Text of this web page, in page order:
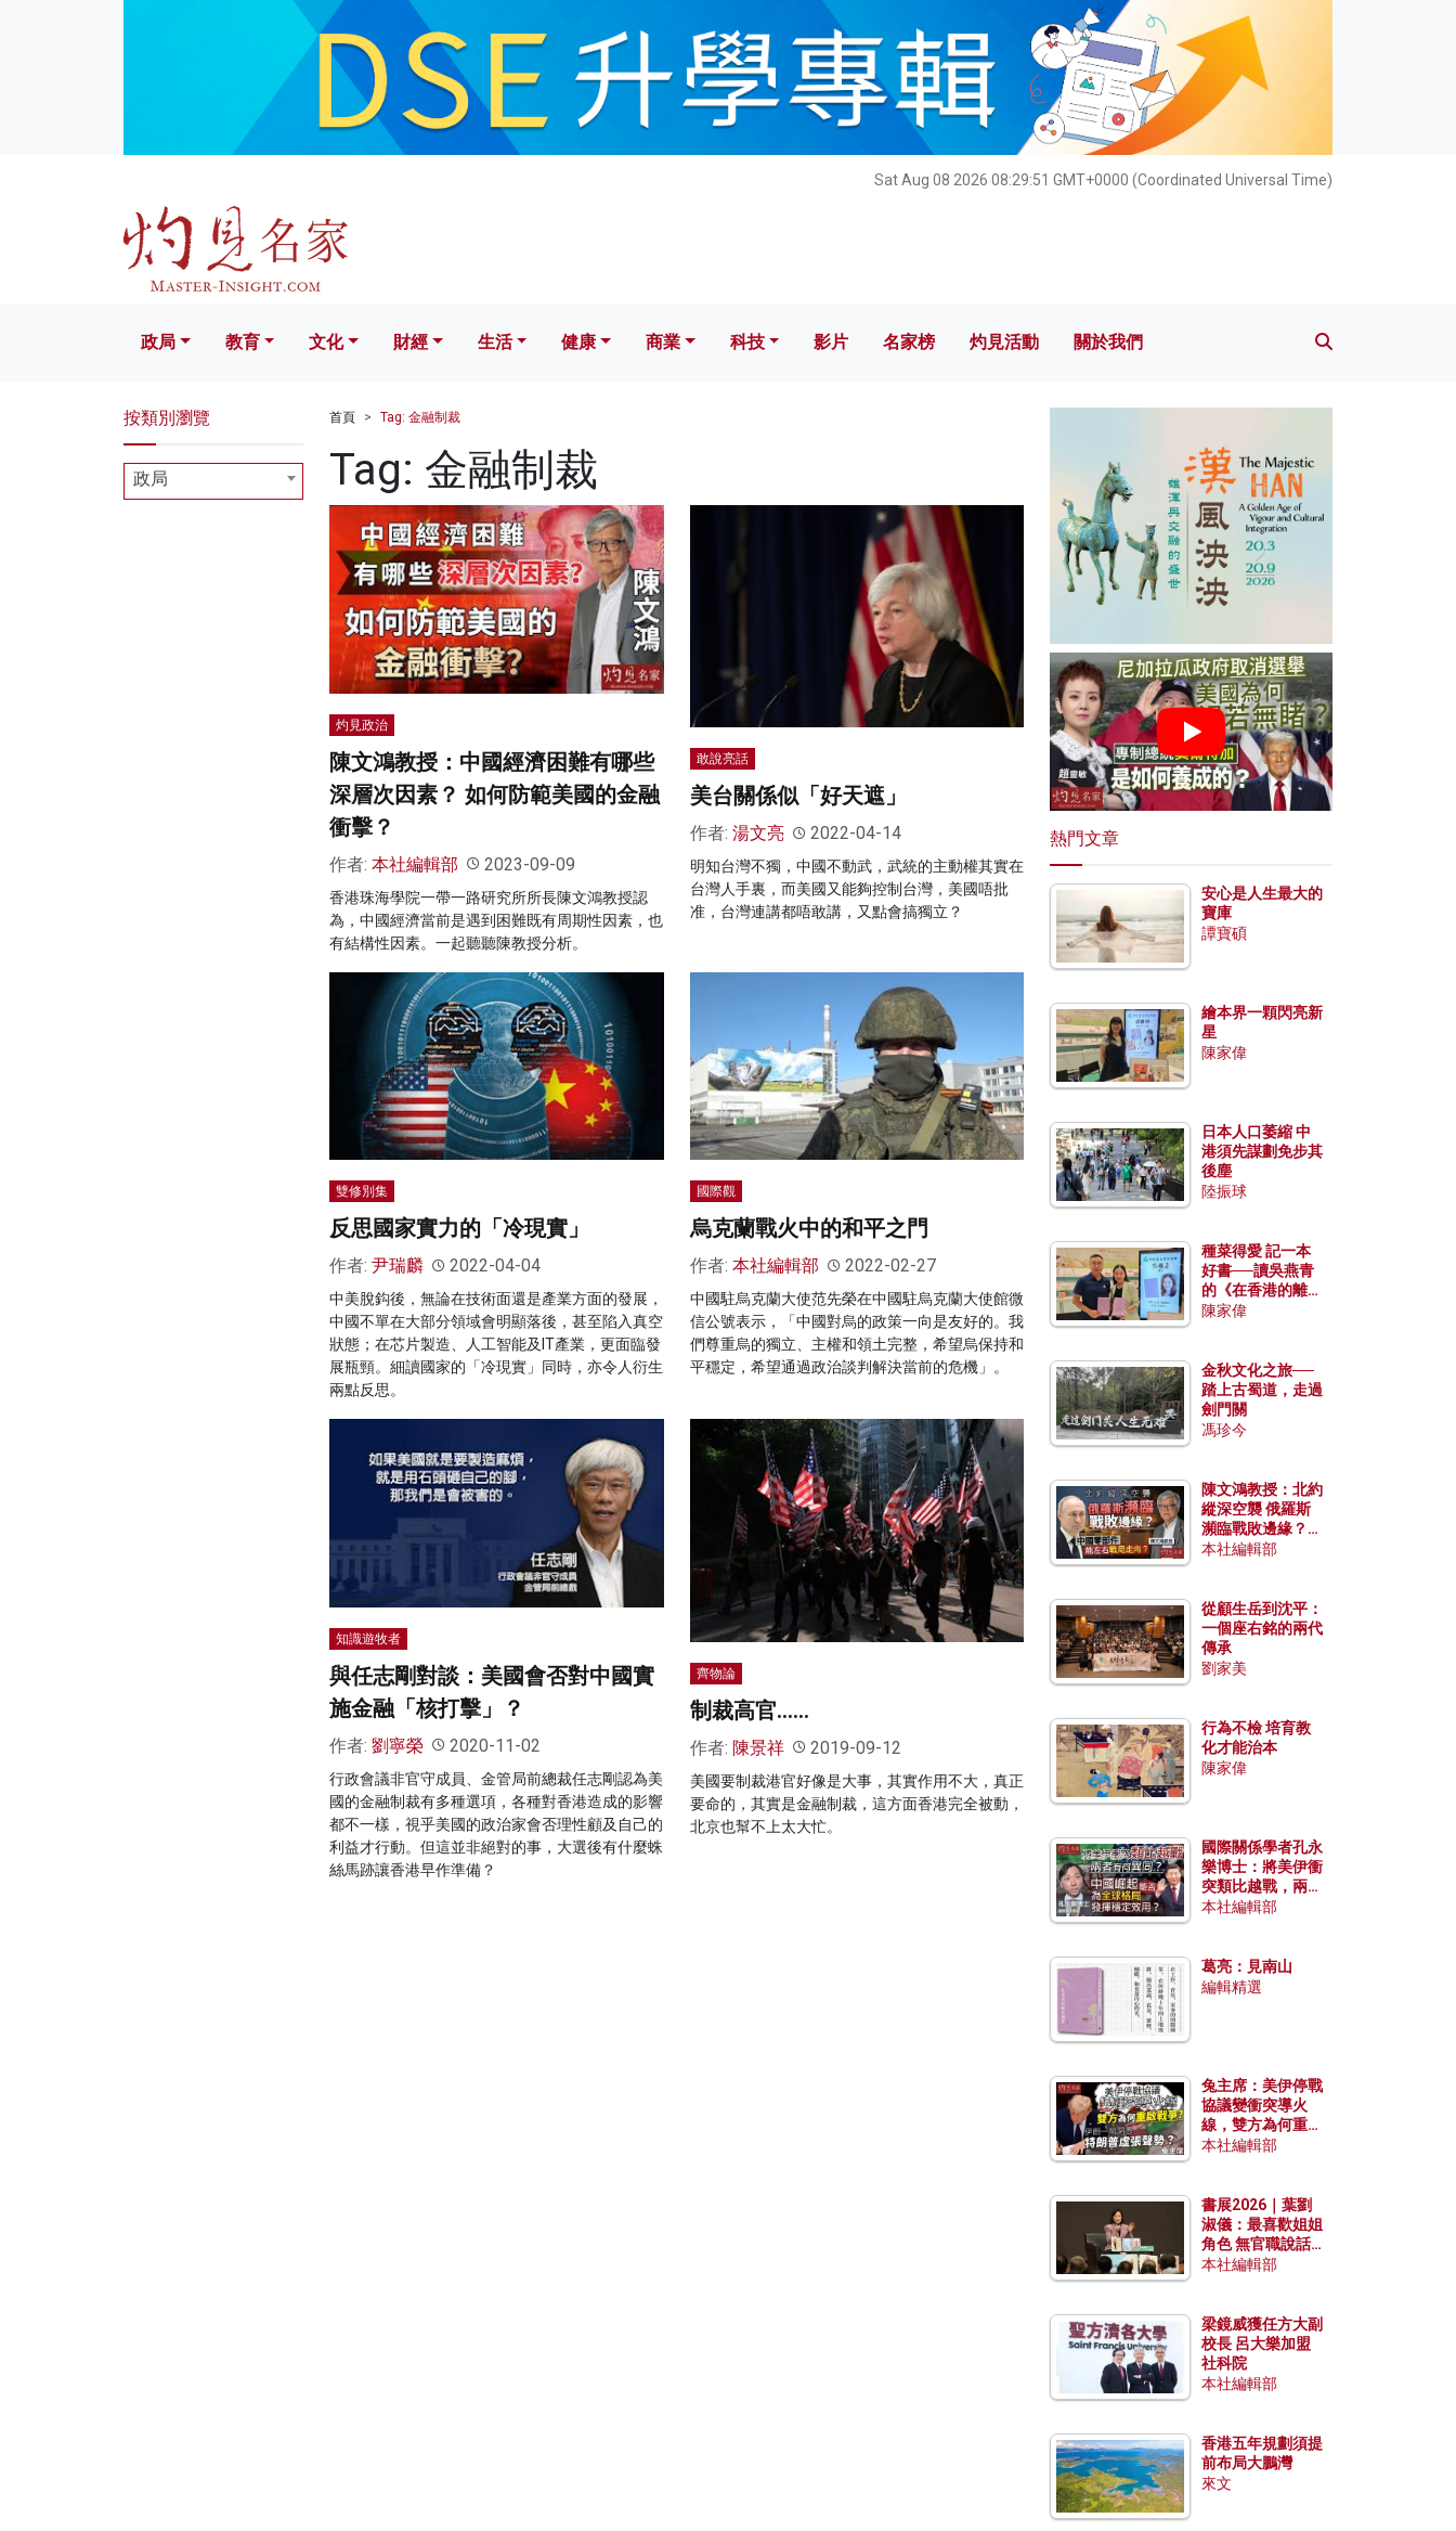
Sat Aug 08 2026 08:29:52 GMT+0000 (Coordinated Universal Time)
文化 財經 生活 健康 科技 影片 名家榜 灼見活動 關於我們
政局 教育 文化 財經 生活 健康 商業 科技 影片 名家榜 灼見活動 關於我們
首頁 Tag: 金融制裁
Tag: 金融制裁
灼見政治
陳文鴻教授：中國經濟困難有哪些
深層次因素？ 如何防範美國的金融
衝擊？
作者: 本社編輯部 2023-09-09
香港珠海學院一帶一路研究所所長陳文鴻教授認
為，中國經濟當前是遇到困難既有周期性因素，也
有結構性因素。一起聽聽陳教授分析。
敢說亮話
美台關係似「好天遮」
作者: 湯文亮 2022-04-14
明知台灣不獨，中國不動武，武統的主動權其實在
台灣人手裏，而美國又能夠控制台灣，美國唔批
准，台灣連講都唔敢講，又點會搞獨立？
雙修別集
反思國家實力的「冷現實」
作者: 尹瑞麟 2022-04-04
中美脫鈎後，無論在技術面還是產業方面的發展，
中國不單在大部分領域會明顯落後，甚至陷入真空
狀態；在芯片製造、人工智能及IT產業，更面臨發
展瓶頸。細讀國家的「冷現實」同時，亦令人衍生
兩點反思。
國際觀
烏克蘭戰火中的和平之門
作者: 本社編輯部 2022-02-27
中國駐烏克蘭大使范先榮在中國駐烏克蘭大使館微
信公號表示，「中國對烏的政策一向是友好的。我
們尊重烏的獨立、主權和領土完整，希望烏保持和
平穩定，希望通過政治談判解決當前的危機」。
知識遊牧者
與任志剛​對談：美國會否對中國實
施金融「核打擊」？
作者: 劉寧榮 2020-11-02
行政會議非官守成員、金管局前總裁任志剛認為美
國的金融制裁有多種選項，各種對香港造成的影響
都不一樣，視乎美國的政治家會否理性顧及自己的
利益才行動。但這並非絕對的事，大選後有什麼蛛
絲馬跡讓香港早作準備？
齊物論
制裁高官……
作者: 陳景祥 2019-09-12
美國要制裁港官好像是大事，其實作用不大，真正
要命的，其實是金融制裁，這方面香港完全被動，
北京也幫不上太大忙。
按類別瀏覽
政局
熱門文章
安心是人生最大的
寶庫
譚寶碩
繪本界一顆閃亮新
星
陳家偉
日本人口萎縮 中
港須先謀劃免步其
後塵
陸振球
種菜得愛 記一本
好書──讀吳燕青
的《在香港的離島
種菜》
陳家偉
金秋文化之旅──
踏上古蜀道，走過
劍門關
馮珍今
陳文鴻教授：北約
縱深空襲 俄羅斯
瀕臨戰敗邊緣？中
國零部件能左右戰
本社編輯部
從顧生岳到沈平：
一個座右銘的兩代
傳承
劉家美
行為不檢 培育教
化才能治本
陳家偉
國際關係學者孔永
樂博士：將美伊衝
突類比越戰，兩者
有何異同？中國崛
本社編輯部
葛亮：見南山
編輯精選
兔主席：美伊停戰
協議變衝突導火
線，雙方為何重啟
戰爭？伊朗一早洞
本社編輯部
書展2026｜葉劉
淑儀：最喜歡姐姐
角色 無官職說話
包袱少
本社編輯部
梁鏡威獲任方大副
校長 呂大樂加盟
社科院
本社編輯部
香港五年規劃須提
前布局大鵬灣
來文